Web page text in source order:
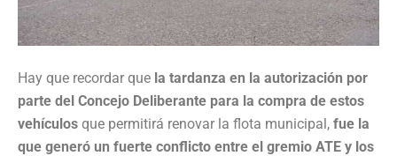
Hay que recordar que la tardanza en la autorización por
parte del Concejo Deliberante para la compra de estos
vehículos que permitirá renovar la flota municipal, fue la
que generó un fuerte conflicto entre el gremio ATE y los